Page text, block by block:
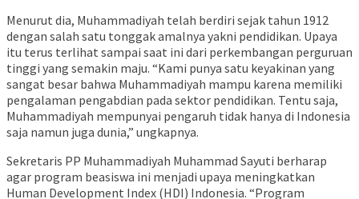
Menurut dia, Muhammadiyah telah berdiri sejak tahun 1912
dengan salah satu tonggak amalnya yakni pendidikan. Upaya
itu terus terlihat sampai saat ini dari perkembangan perguruan
tinggi yang semakin maju. “Kami punya satu keyakinan yang
sangat besar bahwa Muhammadiyah mampu karena memiliki
pengalaman pengabdian pada sektor pendidikan. Tentu saja,
Muhammadiyah mempunyai pengaruh tidak hanya di Indonesia
saja namun juga dunia,” ungkapnya.
Sekretaris PP Muhammadiyah Muhammad Sayuti berharap
agar program beasiswa ini menjadi upaya meningkatkan
Human Development Index (HDI) Indonesia. “Program